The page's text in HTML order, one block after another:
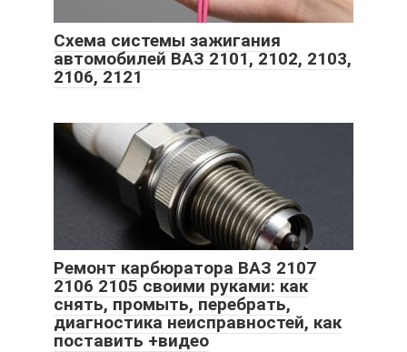
Схема системы зажигания
автомобилей ВАЗ 2101, 2102, 2103,
2106, 2121
Ремонт карбюратора ВАЗ 2107
2106 2105 своими руками: как
снять, промыть, перебрать,
диагностика неисправностей, как
поставить +видео